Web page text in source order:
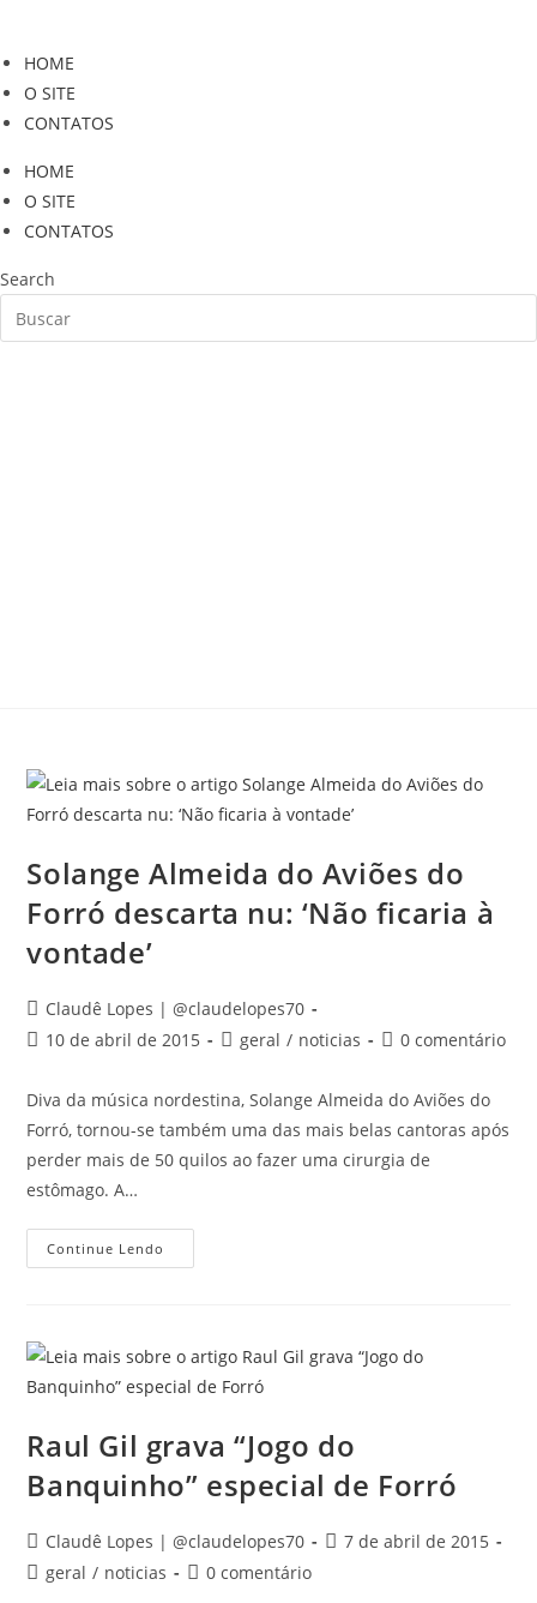
o
conteúdo
HOME
O SITE
CONTATOS
HOME
O SITE
CONTATOS
Search
Solange Almeida do Aviões do
Forró descarta nu: ‘Não ficaria à
vontade’
Autor
do
Claudê Lopes | @claudelopes70
Post10 de abril de 2015
Categoria
post:
geral / noticias
Comentários
post:
0 comentário
Diva da música nordestina, Solange Almeida do Aviões do
Forró, tornou-se também uma das mais belas cantoras após
perder mais de 50 quilos ao fazer uma cirurgia de
estômago. A…
Continue Lendo
Almeida
Descarta
Nu:
‘Não
Ficaria
Vontade’
Raul Gil grava “Jogo do
Banquinho” especial de Forró
Autor
do
post:
Claudê Lopes | @claudelopes70
Post7 de abril de 2015
Categoria
geral / noticias
Comentários
0 comentário